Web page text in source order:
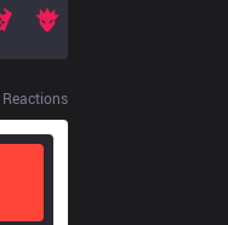
Reactions